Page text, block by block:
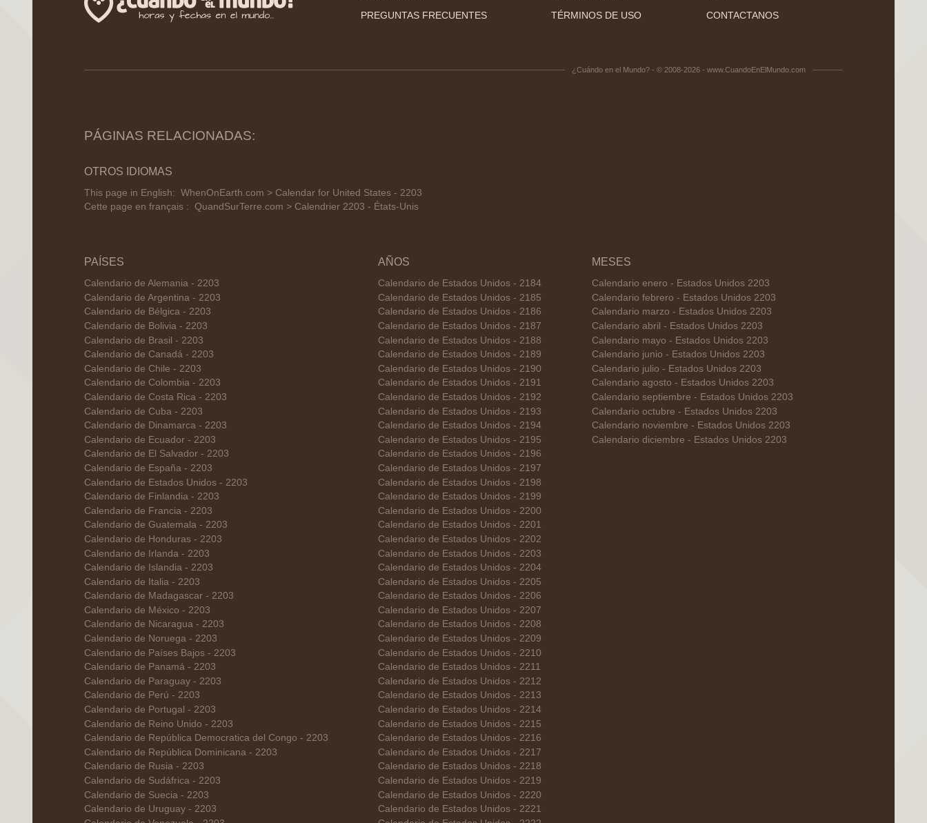
PREGUNTAS FRECUENTES
TÉRMINOS DE USO CONTACTANOS
¿Cuándo en el Mundo? - © 2008-2026 - www.CuandoEnElMundo.com
PÁGINAS RELACIONADAS:
OTROS IDIOMAS
This page in English: WhenOnEarth.com > Calendar for United States - 2203
Cette page en français : QuandSurTerre.com > Calendrier 2203 - États-Unis
PAÍSES
Calendario de Alemania - 2203
Calendario de Argentina - 2203
Calendario de Bélgica - 2203
Calendario de Bolivia - 2203
Calendario de Brasil - 2203
Calendario de Canadá - 2203
Calendario de Chile - 2203
Calendario de Colombia - 2203
Calendario de Costa Rica - 2203
Calendario de Cuba - 2203
Calendario de Dinamarca - 2203
Calendario de Ecuador - 2203
Calendario de El Salvador - 2203
Calendario de España - 2203
Calendario de Estados Unidos - 2203
Calendario de Finlandia - 2203
Calendario de Francia - 2203
Calendario de Guatemala - 2203
Calendario de Honduras - 2203
Calendario de Irlanda - 2203
Calendario de Islandia - 2203
Calendario de Italia - 2203
Calendario de Madagascar - 2203
Calendario de México - 2203
Calendario de Nicaragua - 2203
Calendario de Noruega - 2203
Calendario de Países Bajos - 2203
Calendario de Panamá - 2203
Calendario de Paraguay - 2203
Calendario de Perú - 2203
Calendario de Portugal - 2203
Calendario de Reino Unido - 2203
Calendario de República Democratica del Congo - 2203
Calendario de República Dominicana - 2203
Calendario de Rusia - 2203
Calendario de Sudáfrica - 2203
Calendario de Suecia - 2203
Calendario de Uruguay - 2203
AÑOS
Calendario de Estados Unidos - 2184
Calendario de Estados Unidos - 2185
Calendario de Estados Unidos - 2186
Calendario de Estados Unidos - 2187
Calendario de Estados Unidos - 2188
Calendario de Estados Unidos - 2189
Calendario de Estados Unidos - 2190
Calendario de Estados Unidos - 2191
Calendario de Estados Unidos - 2192
Calendario de Estados Unidos - 2193
Calendario de Estados Unidos - 2194
Calendario de Estados Unidos - 2195
Calendario de Estados Unidos - 2196
Calendario de Estados Unidos - 2197
Calendario de Estados Unidos - 2198
Calendario de Estados Unidos - 2199
Calendario de Estados Unidos - 2200
Calendario de Estados Unidos - 2201
Calendario de Estados Unidos - 2202
Calendario de Estados Unidos - 2203
Calendario de Estados Unidos - 2204
Calendario de Estados Unidos - 2205
Calendario de Estados Unidos - 2206
Calendario de Estados Unidos - 2207
Calendario de Estados Unidos - 2208
Calendario de Estados Unidos - 2209
Calendario de Estados Unidos - 2210
Calendario de Estados Unidos - 2211
Calendario de Estados Unidos - 2212
Calendario de Estados Unidos - 2213
Calendario de Estados Unidos - 2214
Calendario de Estados Unidos - 2215
Calendario de Estados Unidos - 2216
Calendario de Estados Unidos - 2217
Calendario de Estados Unidos - 2218
Calendario de Estados Unidos - 2219
Calendario de Estados Unidos - 2220
Calendario de Estados Unidos - 2221
MESES
Calendario enero - Estados Unidos 2203
Calendario febrero - Estados Unidos 2203
Calendario marzo - Estados Unidos 2203
Calendario abril - Estados Unidos 2203
Calendario mayo - Estados Unidos 2203
Calendario junio - Estados Unidos 2203
Calendario julio - Estados Unidos 2203
Calendario agosto - Estados Unidos 2203
Calendario septiembre - Estados Unidos 2203
Calendario octubre - Estados Unidos 2203
Calendario noviembre - Estados Unidos 2203
Calendario diciembre - Estados Unidos 2203